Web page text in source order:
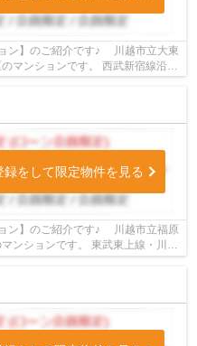
ン】のご紹介です♪ 川越市立大東
マンションです。 西武新宿線沿線
ンション...
録をして限定物件を見る
紹介です♪ 川越市立福原
。 東武東上線・川越
13分、...